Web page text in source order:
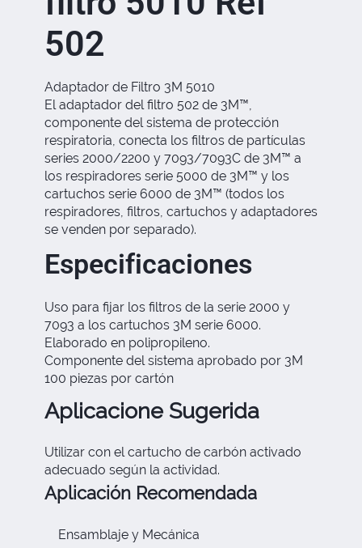
502
Adaptador de Filtro 3M 5010
El adaptador del filtro 502 de 3M™,
componente del sistema de protección
respiratoria, conecta los filtros de partículas
series 2000/2200 y 7093/7093C de 3M™ a
los respiradores serie 5000 de 3M™ y los
cartuchos serie 6000 de 3M™ (todos los
respiradores, filtros, cartuchos y adaptadores
se venden por separado).
Especificaciones
Uso para fijar los filtros de la serie 2000 y
7093 a los cartuchos 3M serie 6000.
Elaborado en polipropileno.
Componente del sistema aprobado por 3M
100 piezas por cartón
Aplicacione Sugerida
Utilizar con el cartucho de carbón activado
adecuado según la actividad.
Aplicación Recomendada
Ensamblaje y Mecánica